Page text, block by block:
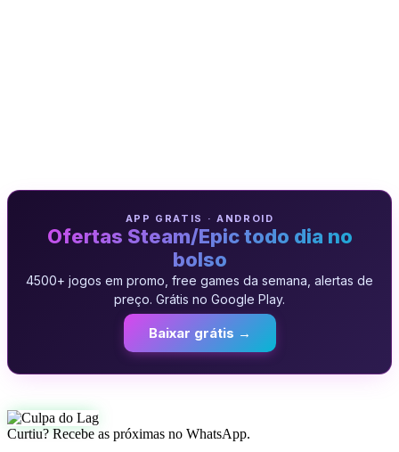
APP GRATIS · ANDROID
Ofertas Steam/Epic todo dia no
bolso
4500+ jogos em promo, free games da semana, alertas de
preço. Grátis no Google Play.
Baixar grátis →
Curtiu? Recebe as próximas no WhatsApp.